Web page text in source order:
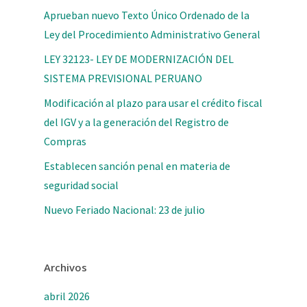
Aprueban nuevo Texto Único Ordenado de la
Ley del Procedimiento Administrativo General
LEY 32123- LEY DE MODERNIZACIÓN DEL
SISTEMA PREVISIONAL PERUANO
Modificación al plazo para usar el crédito fiscal
del IGV y a la generación del Registro de
Compras
Establecen sanción penal en materia de
seguridad social
Nuevo Feriado Nacional: 23 de julio
Archivos
abril 2026